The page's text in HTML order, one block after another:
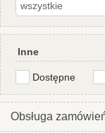
Inne
Dostępne
Obsługa